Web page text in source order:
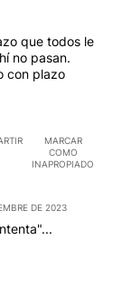
que todos le
no pasan.
con plazo
MARCAR
COMO
INAPROPIADO
DE 2023